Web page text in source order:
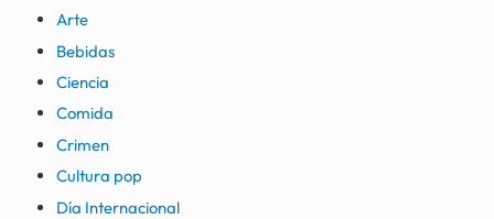
Arte
Bebidas
Ciencia
Comida
Crimen
Cultura pop
Día Internacional